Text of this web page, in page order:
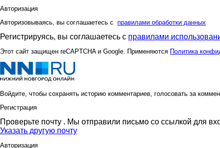
Авторизация
Авторизовываясь, вы соглашаетесь с правилами обработки данных
Регистрируясь, вы соглашаетесь с правилами
Этот сайт защищен reCAPTCHA и Google. Применяются Политика
Войдите, чтобы сохранять историю комментариев, голосовать за
Регистрация
Проверьте почту . Мы отправили письмо со ссылкой для
Указать другую почту
Авторизация